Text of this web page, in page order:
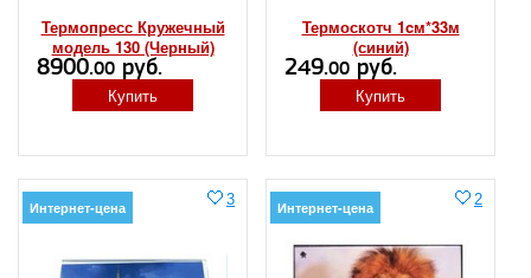
Термопресс Кружечный
модель 130 (Черный)
8900.00 руб.
Купить
Термоскотч 1cм*33м
(синий)
249.00 руб.
Купить
3
Интернет-цена 2
Интернет-цена